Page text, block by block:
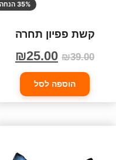
35% הנחה
קשת פפיון תחרה
₪39.00
₪25.00
הוספה לסל